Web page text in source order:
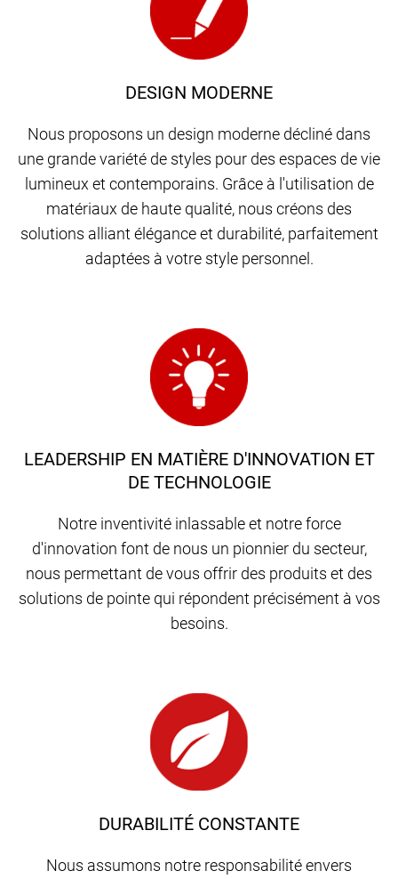
DESIGN MODERNE
Nous proposons un design moderne décliné dans
une grande variété de styles pour des espaces de vie
lumineux et contemporains. Grâce à l'utilisation de
matériaux de haute qualité, nous créons des
solutions alliant élégance et durabilité, parfaitement
adaptées à votre style personnel.
DURABILITÉ CONSTANTE
Nous assumons notre responsabilité envers
LEADERSHIP EN MATIÈRE D'INNOVATION ET
DE TECHNOLOGIE
Notre inventivité inlassable et notre force
d'innovation font de nous un pionnier du secteur,
nous permettant de vous offrir des produits et des
solutions de pointe qui répondent précisément à vos
besoins.